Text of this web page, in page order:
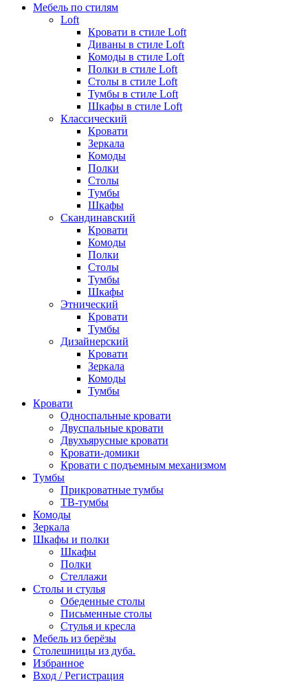
Мебель по стилям
Loft
Кровати в стиле Loft
Диваны в стиле Loft
Комоды в стиле Loft
Полки в стиле Loft
Столы в стиле Loft
Тумбы в стиле Loft
Шкафы в стиле Loft
Классический
Кровати
Зеркала
Комоды
Полки
Столы
Тумбы
Шкафы
Скандинавский
Кровати
Комоды
Полки
Столы
Тумбы
Шкафы
Этнический
Кровати
Тумбы
Дизайнерский
Кровати
Зеркала
Комоды
Тумбы
Кровати
Односпальные кровати
Двуспальные кровати
Двухъярусные кровати
Кровати-домики
Кровати с подъемным механизмом
Тумбы
Прикроватные тумбы
ТВ-тумбы
Комоды
Зеркала
Шкафы и полки
Шкафы
Полки
Стеллажи
Столы и стулья
Обеденные столы
Письменные столы
Стулья и кресла
Мебель из берёзы
Столешницы из дуба.
Избранное
Вход / Регистрация